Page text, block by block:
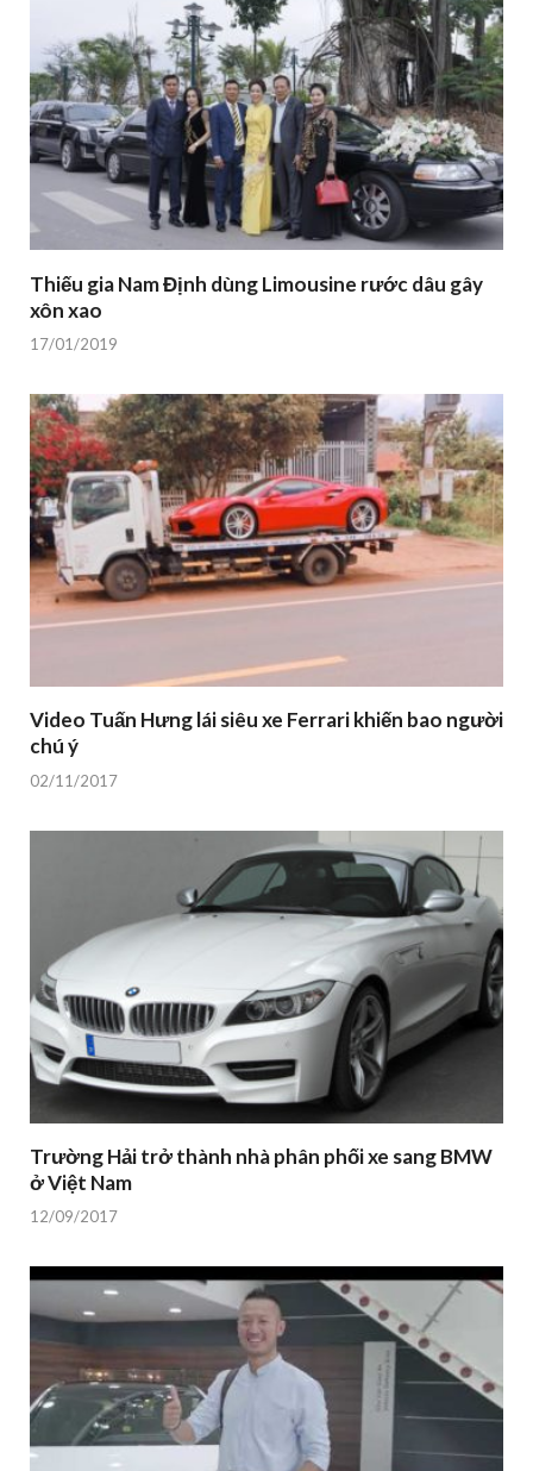
Thiếu gia Nam Định dùng Limousine rước dâu gây
xôn xao
17/01/2019
Video Tuấn Hưng lái siêu xe Ferrari khiến bao người
chú ý
02/11/2017
Trường Hải trở thành nhà phân phối xe sang BMW
ở Việt Nam
12/09/2017